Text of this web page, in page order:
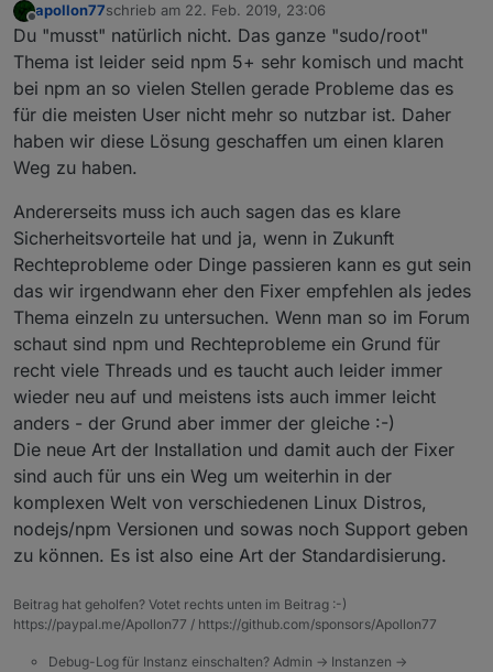
Offline
apollon77schrieb am 22. Feb. 2019, 23:06
zuletzt editiert von
Du "musst" natürlich nicht. Das ganze "sudo/root"
Thema ist leider seid npm 5+ sehr komisch und macht
bei npm an so vielen Stellen gerade Probleme das es
für die meisten User nicht mehr so nutzbar ist. Daher
haben wir diese Lösung geschaffen um einen klaren
Weg zu haben.
Andererseits muss ich auch sagen das es klare
Sicherheitsvorteile hat und ja, wenn in Zukunft
Rechteprobleme oder Dinge passieren kann es gut sein
das wir irgendwann eher den Fixer empfehlen als jedes
Thema einzeln zu untersuchen. Wenn man so im Forum
schaut sind npm und Rechteprobleme ein Grund für
recht viele Threads und es taucht auch leider immer
wieder neu auf und meistens ists auch immer leicht
anders - der Grund aber immer der gleiche :-)
Die neue Art der Installation und damit auch der Fixer
sind auch für uns ein Weg um weiterhin in der
komplexen Welt von verschiedenen Linux Distros,
nodejs/npm Versionen und sowas noch Support geben
zu können. Es ist also eine Art der Standardisierung.
Beitrag hat geholfen? Votet rechts unten im Beitrag :-)
https://paypal.me/Apollon77 / https://github.com/sponsors/Apollon77
Debug-Log für Instanz einschalten? Admin -> Instanzen ->